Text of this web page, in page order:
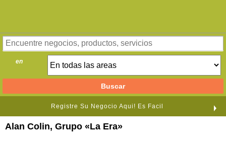
en
Registre Su Negocio Aqui! Es Facil
Alan Colin, Grupo «La Era»